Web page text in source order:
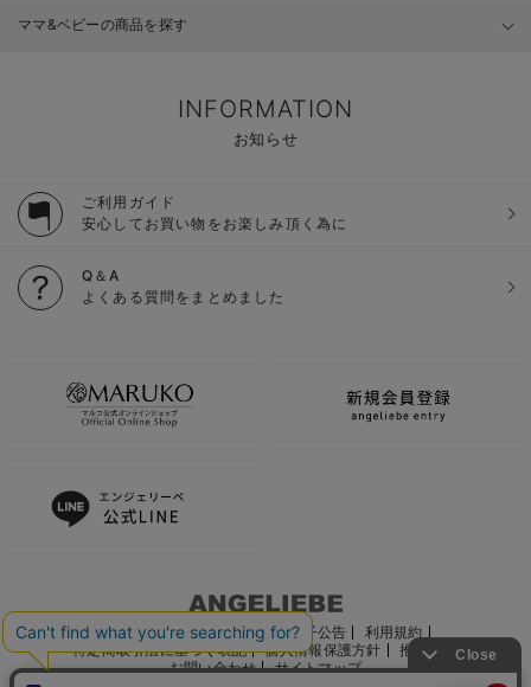
ママ&ベビーの商品を探す
INFORMATION
お知らせ
ご利用ガイド
安心してお買い物をお楽しみ頂く為に
Q＆A
よくある質問をまとめました
ご利用ガイド 会社概要 電子公告
利用規約
特定商取引法に基づく表記
個人情報保護方針
推奨環境
お問い合わせ
サイトマップ